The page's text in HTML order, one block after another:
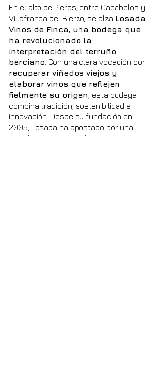
En el alto de Pieros, entre Cacabelos y
Villafranca del Bierzo, se alza Losada
Vinos de Finca, una bodega que
ha revolucionado la
interpretación del terruño
berciano . Con una clara vocación por
recuperar viñedos viejos y
elaborar vinos que reflejen
fielmente su origen , esta bodega
combina tradición, sostenibilidad e
innovación. Desde su fundación en
2005, Losada ha apostado por una
viticultura responsable y una